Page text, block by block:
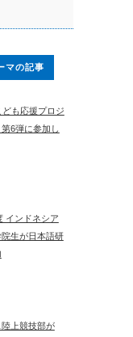
マの記事
ども応援プロジ
6弾に参加し
インドネシア
生が日本語研
上競技部が